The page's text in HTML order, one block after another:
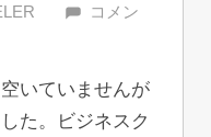
コメン
いていませんが
た。ビジネスク